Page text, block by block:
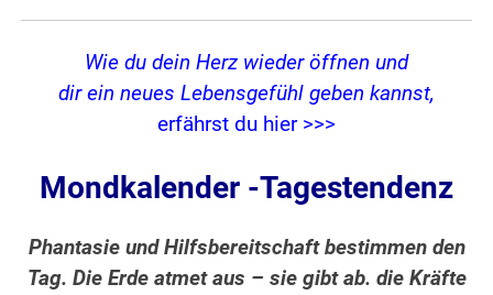
Wie du dein Herz wieder öffnen und
dir ein neues Lebensgefühl geben kannst,
erfährst du hier >>>
Mondkalender -Tagestendenz
Phantasie und Hilfsbereitschaft bestimmen den
Tag. Die Erde atmet aus – sie gibt ab. die Kräfte